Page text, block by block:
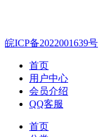
皖ICP备2022001639号
首页
用户中心
会员介绍
QQ客服
首页